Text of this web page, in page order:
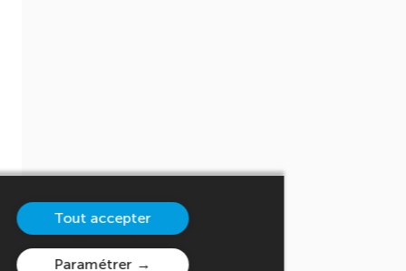
Tout accepter
Paramétrer